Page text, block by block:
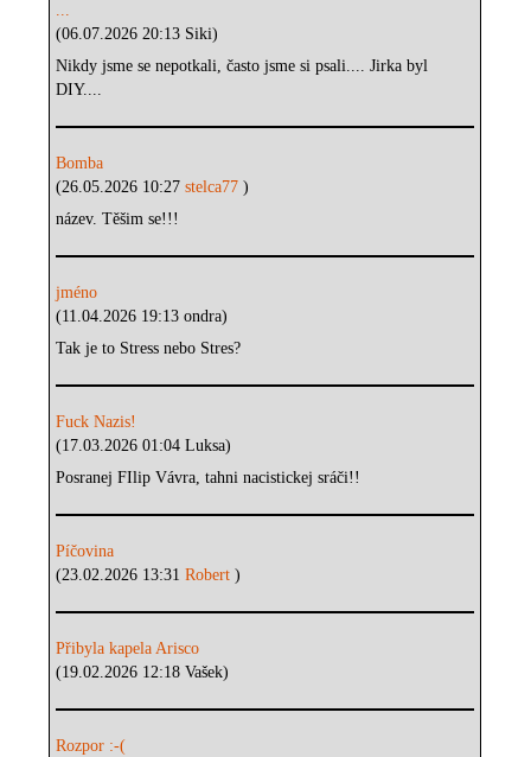
...
(06.07.2026 20:13 Siki)
Nikdy jsme se nepotkali, často jsme si psali.... Jirka byl
DIY....
Bomba
(26.05.2026 10:27stelca77)
název. Těšim se!!!
jméno
(11.04.2026 19:13 ondra)
Tak je to Stress nebo Stres?
Fuck Nazis!
(17.03.2026 01:04 Luksa)
Posranej FIlip Vávra, tahni nacistickej sráči!!
Píčovina
(23.02.2026 13:31Robert)
Přibyla kapela Arisco
(19.02.2026 12:18 Vašek)
Rozpor :-(